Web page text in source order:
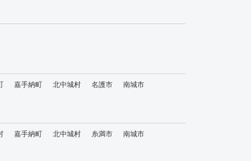
嘉手納町 北中城村 名護市 南城市
嘉手納町 北中城村 糸満市
南城市